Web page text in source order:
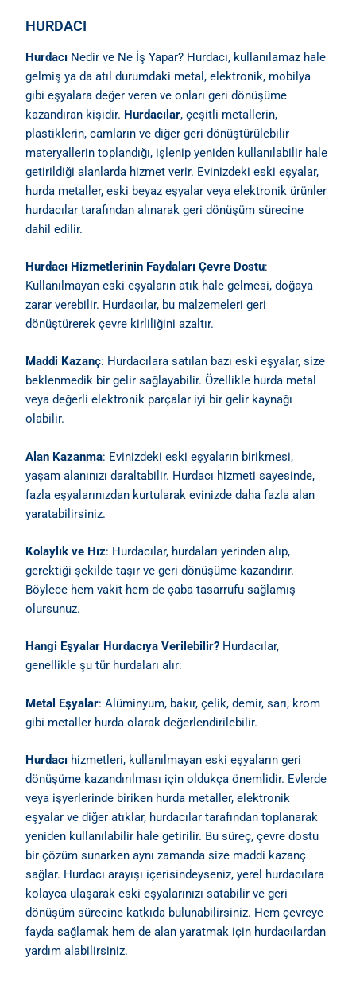
HURDACI
Hurdacı Nedir ve Ne İş Yapar? Hurdacı, kullanılamaz hale
gelmiş ya da atıl durumdaki metal, elektronik, mobilya
gibi eşyalara değer veren ve onları geri dönüşüme
kazandıran kişidir. Hurdacılar, çeşitli metallerin,
plastiklerin, camların ve diğer geri dönüştürülebilir
materyallerin toplandığı, işlenip yeniden kullanılabilir hale
getirildiği alanlarda hizmet verir. Evinizdeki eski eşyalar,
hurda metaller, eski beyaz eşyalar veya elektronik ürünler
hurdacılar tarafından alınarak geri dönüşüm sürecine
dahil edilir.
Hurdacı Hizmetlerinin Faydaları Çevre Dostu:
Kullanılmayan eski eşyaların atık hale gelmesi, doğaya
zarar verebilir. Hurdacılar, bu malzemeleri geri
dönüştürerek çevre kirliliğini azaltır.
Maddi Kazanç: Hurdacılara satılan bazı eski eşyalar, size
beklenmedik bir gelir sağlayabilir. Özellikle hurda metal
veya değerli elektronik parçalar iyi bir gelir kaynağı
olabilir.
Alan Kazanma: Evinizdeki eski eşyaların birikmesi,
yaşam alanınızı daraltabilir. Hurdacı hizmeti sayesinde,
fazla eşyalarınızdan kurtularak evinizde daha fazla alan
yaratabilirsiniz.
Kolaylık ve Hız: Hurdacılar, hurdaları yerinden alıp,
gerektiği şekilde taşır ve geri dönüşüme kazandırır.
Böylece hem vakit hem de çaba tasarrufu sağlamış
olursunuz.
Hangi Eşyalar Hurdacıya Verilebilir? Hurdacılar,
genellikle şu tür hurdaları alır:
Metal Eşyalar: Alüminyum, bakır, çelik, demir, sarı, krom
gibi metaller hurda olarak değerlendirilebilir.
Hurdacı hizmetleri, kullanılmayan eski eşyaların geri
dönüşüme kazandırılması için oldukça önemlidir. Evlerde
veya işyerlerinde biriken hurda metaller, elektronik
eşyalar ve diğer atıklar, hurdacılar tarafından toplanarak
yeniden kullanılabilir hale getirilir. Bu süreç, çevre dostu
bir çözüm sunarken aynı zamanda size maddi kazanç
sağlar. Hurdacı arayışı içerisindeyseniz, yerel hurdacılara
kolayca ulaşarak eski eşyalarınızı satabilir ve geri
dönüşüm sürecine katkıda bulunabilirsiniz. Hem çevreye
fayda sağlamak hem de alan yaratmak için hurdacılardan
yardım alabilirsiniz.